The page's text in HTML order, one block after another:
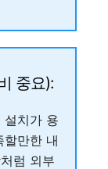
중요):
설치가 용
만한 내
럼 외부